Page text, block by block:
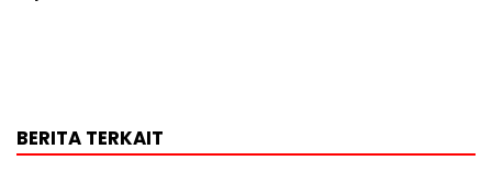
BERITA TERKAIT